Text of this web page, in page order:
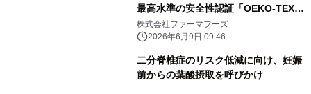
最高水準の安全性認証「OEKO-TEX®
STANDARD 100」の最も厳しい基準
「製品クラスⅠ（乳幼児向け）」の認
株式会社ファーマフーズ
2026年6月9日 09:46
二分脊椎症のリスク低減に向け、妊娠
前からの葉酸摂取を呼びかけ